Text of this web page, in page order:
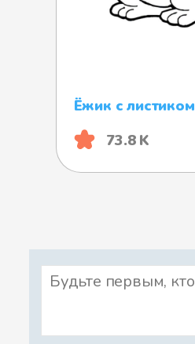
Ёжик с листиком
73.8 K